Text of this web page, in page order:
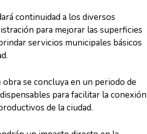
continuidad a los diversos
para mejorar las superficies
servicios municipales básicos
se concluya en un periodo de
para facilitar la conexión
de la ciudad.